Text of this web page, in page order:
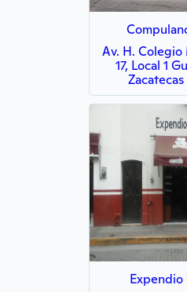
Av. H.
17, Local 1
Expendio